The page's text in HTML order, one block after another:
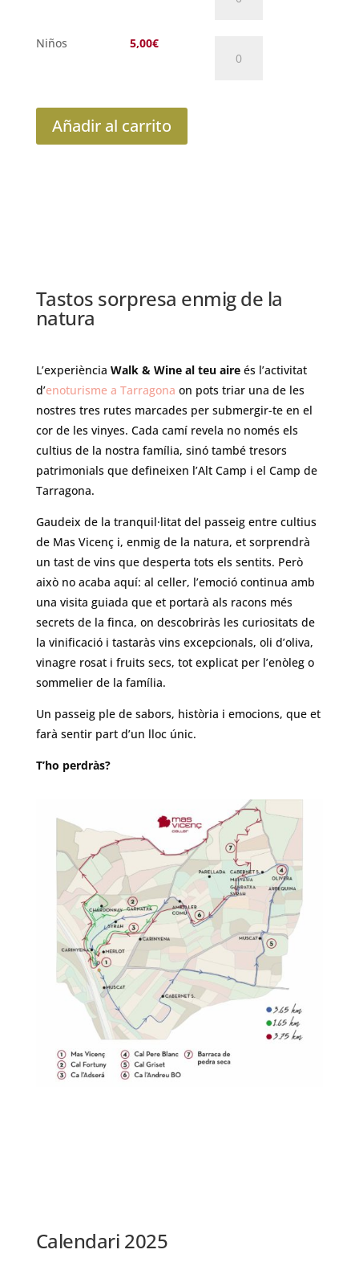
Niños 5,00€
Añadir al carrito
Tastos sorpresa enmig de la
natura
L’experiència Walk & Wine al teu aireés l’activitat
d’enoturisme a Tarragona on pots triar una de les
nostres tres rutes marcades per submergir-te en el
cor de les vinyes. Cada camí revela no només els
cultius de la nostra família, sinó també tresors
patrimonials que defineixen l’Alt Camp i el Camp de
Tarragona.
Gaudeix de la tranquil·litat del passeig entre cultius
de Mas Vicenç i, enmig de la natura, et sorprendrà
un tast de vins que desperta tots els sentits. Però
això no acaba aquí: al celler, l’emoció continua amb
una visita guiada que et portarà als racons més
secrets de la finca, on descobriràs les curiositats de
la vinificació i tastaràs vins excepcionals, oli d’oliva,
vinagre rosat i fruits secs, tot explicat per l’enòleg o
sommelier de la família.
Un passeig ple de sabors, història i emocions, que et
farà sentir part d’un lloc únic.
T’ho perdràs?
Calendari 2025